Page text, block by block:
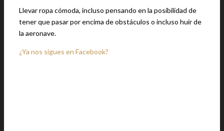
Llevar ropa cómoda, incluso pensando en la posibilidad de
tener que pasar por encima de obstáculos o incluso huir de
la aeronave.
¿Ya nos sigues en Facebook?